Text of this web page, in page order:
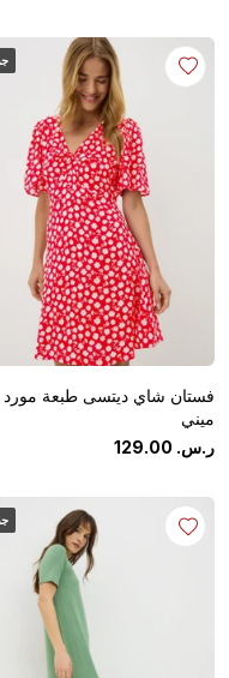
فستان شاي ديتسى طبعة مورد
ميني
ر.س.
129.00